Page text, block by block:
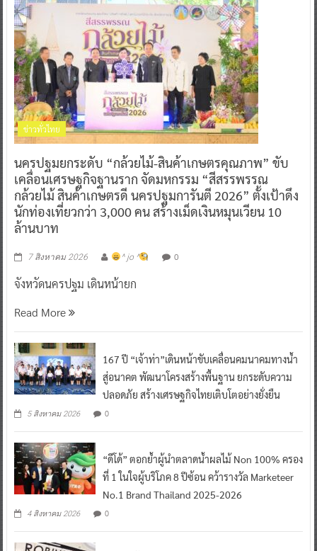
ข่าวทั่วไทย
นครปฐมยกระดับ “กล้วยไม้-สินค้าเกษตรคุณภาพ” ขับ
เคลื่อนเศรษฐกิจฐานราก จัดมหกรรม “สีสรรพรรณ
กล้วยไม้ สินค้าเกษตรดี นครปฐมการันตี 2026” ตั้งเป้าดึง
นักท่องเที่ยวกว่า 3,000 คน สร้างเม็ดเงินหมุนเวียน 10
ล้านบาท
7 สิงหาคม 2026 ^ jo ^ 0
จังหวัดนครปฐม เดินหน้ายก
Read More
167 ปี “เจ้าท่า”เดินหน้าขับเคลื่อนคมนาคมทางน้ำ
สู่อนาคต พัฒนาโครงสร้างพื้นฐาน ยกระดับความ
ปลอดภัย สร้างเศรษฐกิจไทยเติบโตอย่างยั่งยืน
5 สิงหาคม 2026 0
“ดีโด้” ตอกย้ำผู้นำตลาดน้ำผลไม้ Non 100% ครอง
ที่ 1 ในใจผู้บริโภค 8 ปีซ้อน คว้ารางวัล Marketeer
No.1 Brand Thailand 2025-2026
4 สิงหาคม 2026 0